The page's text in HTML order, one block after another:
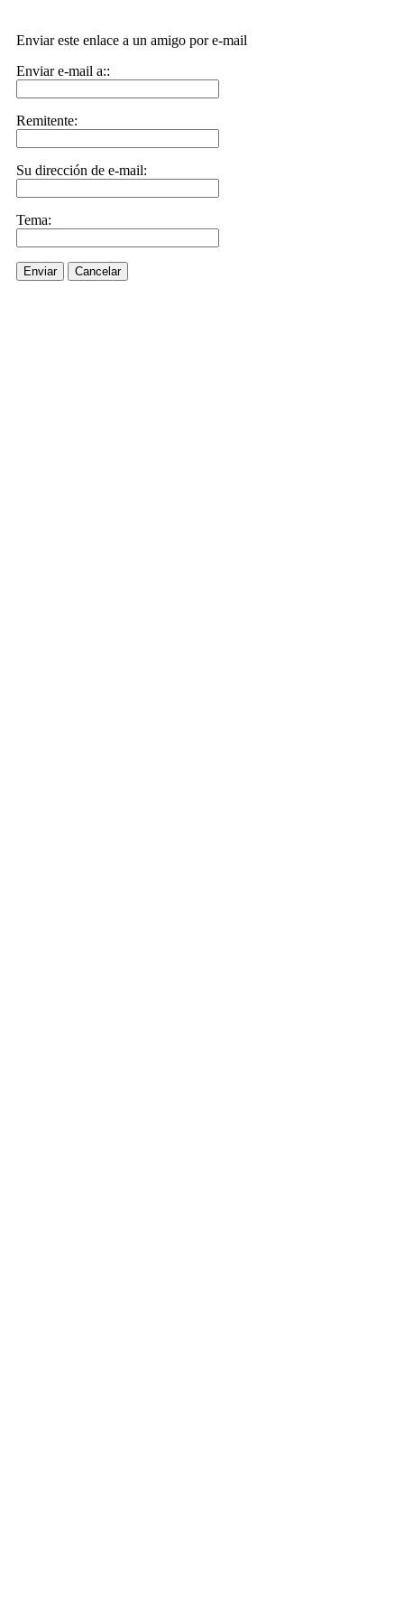
Enviar este enlace a un amigo por e-mail
Enviar e-mail a::
Remitente:
Su dirección de e-mail:
Tema:
Enviar Cancelar